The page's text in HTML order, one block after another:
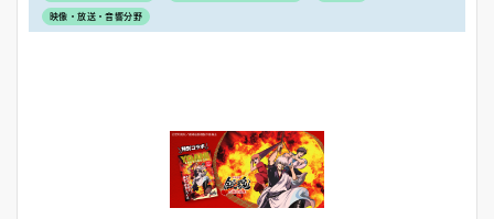
映像・放送・音響分野